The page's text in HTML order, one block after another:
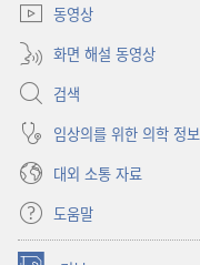
동영상
화면 해설 동영상
검색
임상의를 위한 의학 정보
대외 소통 자료
도움말